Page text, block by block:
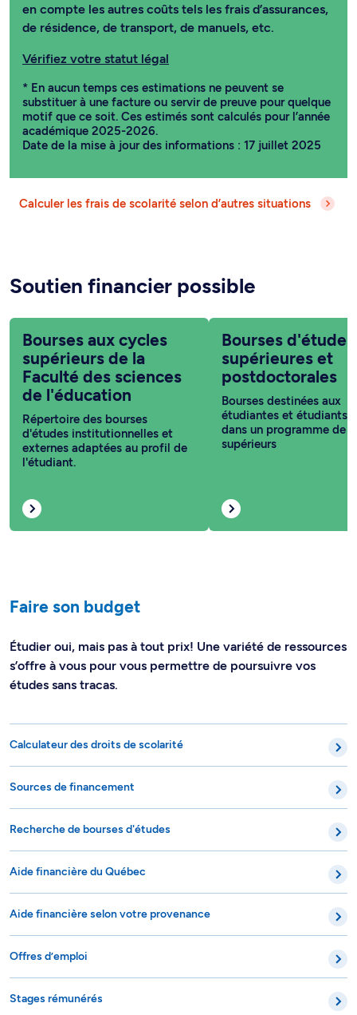
en compte les autres coûts tels les frais d’assurances,
de résidence, de transport, de manuels, etc.
Vérifiez votre statut légal
* En aucun temps ces estimations ne peuvent se
substituer à une facture ou servir de preuve pour quelque
motif que ce soit. Ces estimés sont calculés pour l’année
académique 2025-2026.
Date de la mise à jour des informations : 17 juillet 2025
Calculer les frais de scolarité selon d’autres situations
Soutien financier possible
Bourses aux cycles
supérieurs de la
Faculté des sciences
de l'éducation
Répertoire des bourses
d'études institutionnelles et
externes adaptées au profil de
l'étudiant.
Bourses d'études
supérieures et
postdoctorales
Bourses destinées aux
étudiantes et étudiants
dans un programme de
supérieurs
Faire son budget
Étudier oui, mais pas à tout prix! Une variété de ressources
s’offre à vous pour vous permettre de poursuivre vos
études sans tracas.
Calculateur des droits de scolarité
Sources de financement
Recherche de bourses d'études
Aide financière du Québec
Aide financière selon votre provenance
Offres d’emploi
Stages rémunérés